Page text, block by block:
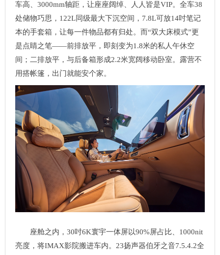
车高、3000mm轴距，让座座阔绰、人人皆是VIP。全车38
处储物巧思，122L同级最大下沉空间，7.8L可放14吋笔记
本的手套箱，让每一件物品都有归处。而“双大床模式”更
是点睛之笔——前排放平，即刻变为1.8米的私人午休空
间；二排放平，与后备箱形成2.2米宽阔移动卧室。露营不
用搭帐篷，出门就能安个家。
座舱之内，30吋6K寰宇一体屏以90%屏占比、1000nit
亮度，将IMAX影院搬进车内。23扬声器伯牙之音7.5.4.2全